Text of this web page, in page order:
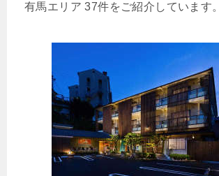
有馬エリア 37件をご紹介しています。